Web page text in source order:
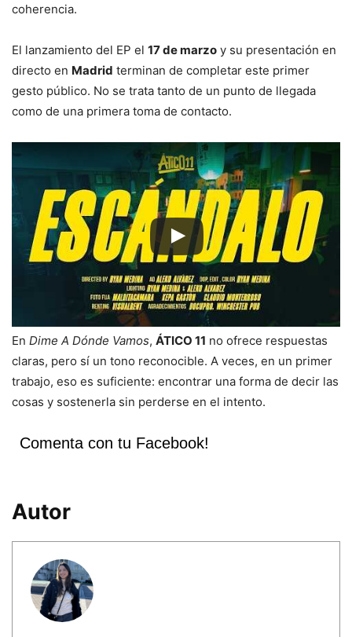
coherencia.
El lanzamiento del EP el 17 de marzo y su presentación en
directo en Madrid terminan de completar este primer
gesto público. No se trata tanto de un punto de llegada
como de una primera toma de contacto.
En Dime A Dónde Vamos, ÁTICO 11 no ofrece respuestas
claras, pero sí un tono reconocible. A veces, en un primer
trabajo, eso es suficiente: encontrar una forma de decir las
cosas y sostenerla sin perderse en el intento.
Comenta con tu Facebook!
Autor